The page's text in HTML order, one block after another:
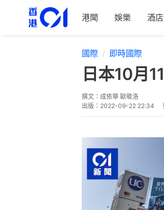
港聞 娛樂 酒
國際 即時國際
日本10月
撰文： 成依華 歐敬洛
出版： 2022-09-22 22:34